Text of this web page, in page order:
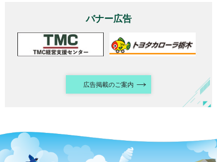
バナー広告
広告掲載のご案内